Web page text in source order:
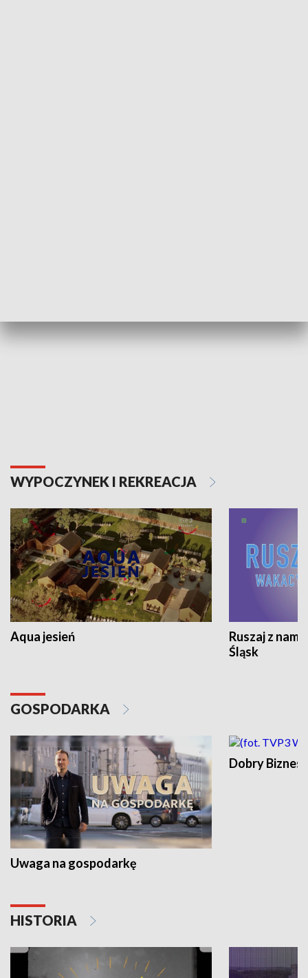
Ku Kulturze
WYPOCZYNEK I REKREACJA
Aqua jesień
Ruszaj z
Śląsk
GOSPODARKA
Uwaga na gospodarkę
Dobry Biznes
HISTORIA